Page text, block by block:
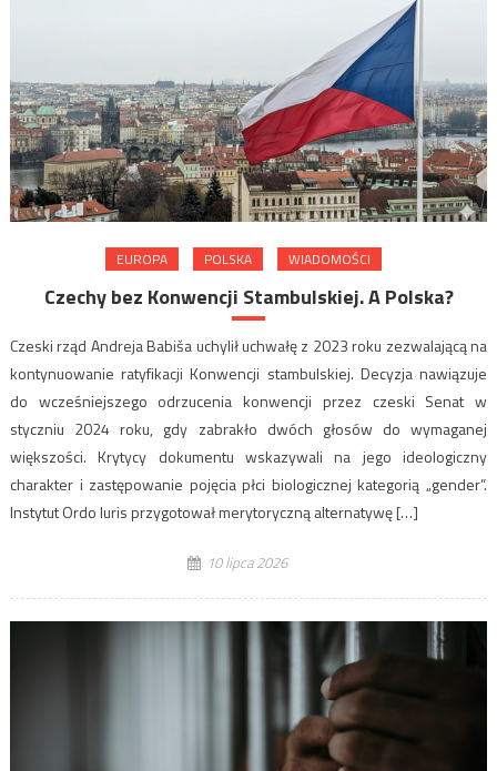
EUROPA POLSKA WIADOMOŚCI
Czechy bez Konwencji Stambulskiej. A Polska?
Czeski rząd Andreja Babiša uchylił uchwałę z 2023 roku zezwalającą na
kontynuowanie ratyfikacji Konwencji stambulskiej. Decyzja nawiązuje
do wcześniejszego odrzucenia konwencji przez czeski Senat w
styczniu 2024 roku, gdy zabrakło dwóch głosów do wymaganej
większości. Krytycy dokumentu wskazywali na jego ideologiczny
charakter i zastępowanie pojęcia płci biologicznej kategorią „gender”.
Instytut Ordo Iuris przygotował merytoryczną alternatywę […]
10 lipca 2026